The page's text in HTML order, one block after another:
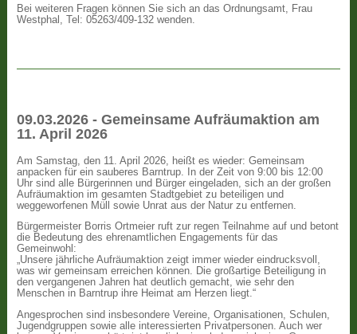
Bei weiteren Fragen können Sie sich an das Ordnungsamt, Frau
Westphal, Tel: 05263/409-132 wenden.
09.03.2026 - Gemeinsame Aufräumaktion am
11. April 2026
Am Samstag, den 11. April 2026, heißt es wieder: Gemeinsam
anpacken für ein sauberes Barntrup. In der Zeit von 9:00 bis 12:00
Uhr sind alle Bürgerinnen und Bürger eingeladen, sich an der großen
Aufräumaktion im gesamten Stadtgebiet zu beteiligen und
weggeworfenen Müll sowie Unrat aus der Natur zu entfernen.
Bürgermeister Borris Ortmeier ruft zur regen Teilnahme auf und betont
die Bedeutung des ehrenamtlichen Engagements für das
Gemeinwohl:
„Unsere jährliche Aufräumaktion zeigt immer wieder eindrucksvoll,
was wir gemeinsam erreichen können. Die großartige Beteiligung in
den vergangenen Jahren hat deutlich gemacht, wie sehr den
Menschen in Barntrup ihre Heimat am Herzen liegt.“
Angesprochen sind insbesondere Vereine, Organisationen, Schulen,
Jugendgruppen sowie alle interessierten Privatpersonen. Auch wer